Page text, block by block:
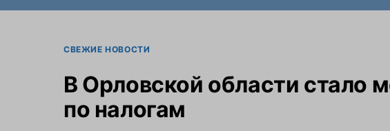
СВЕЖИЕ НОВОСТИ
В Орловской области стало
по налогам